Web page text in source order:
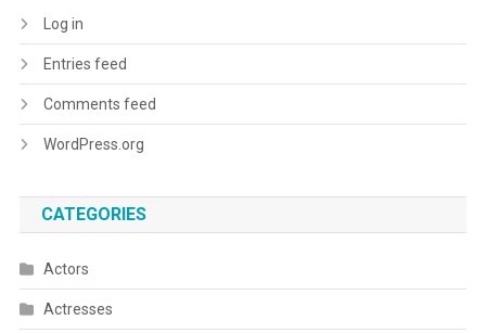
Log in
Entries feed
Comments feed
WordPress.org
CATEGORIES
Actors
Actresses